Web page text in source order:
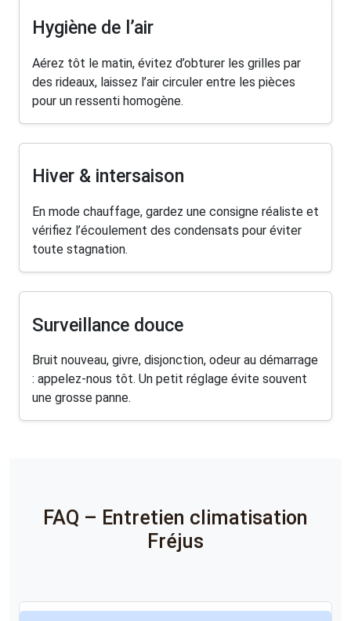
Hygiène de l’air
Aérez tôt le matin, évitez d’obturer les grilles par
des rideaux, laissez l’air circuler entre les pièces
pour un ressenti homogène.
Hiver & intersaison
En mode chauffage, gardez une consigne réaliste et
vérifiez l’écoulement des condensats pour éviter
toute stagnation.
Surveillance douce
Bruit nouveau, givre, disjonction, odeur au démarrage
: appelez-nous tôt. Un petit réglage évite souvent
une grosse panne.
FAQ – Entretien climatisation
Fréjus